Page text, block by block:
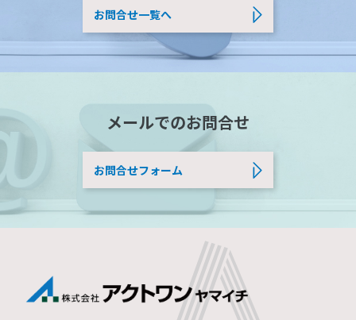
お問合せ一覧へ
メールでのお問合せ
お問合せフォーム